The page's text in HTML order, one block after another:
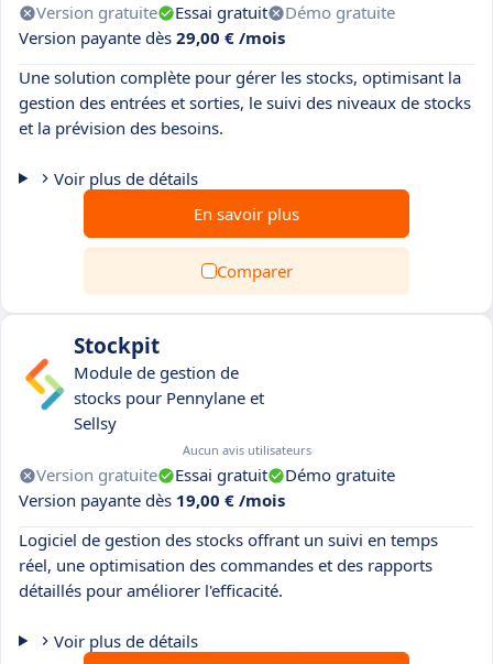
Version gratuite Essai gratuit
Démo gratuite
Version payante dès 29,00 € /mois
Une solution complète pour gérer les stocks, optimisant la
gestion des entrées et sorties, le suivi des niveaux de stocks
et la prévision des besoins.
Voir plus de détails
En savoir plus
Comparer
Stockpit
Module de gestion de
stocks pour Pennylane et
Sellsy
Aucun avis utilisateurs
Version gratuite Essai gratuit
Démo gratuite
Version payante dès 19,00 € /mois
Logiciel de gestion des stocks offrant un suivi en temps
réel, une optimisation des commandes et des rapports
détaillés pour améliorer l'efficacité.
Voir plus de détails